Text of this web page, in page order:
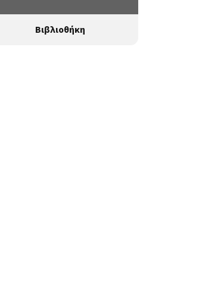
Βιβλιοθήκη